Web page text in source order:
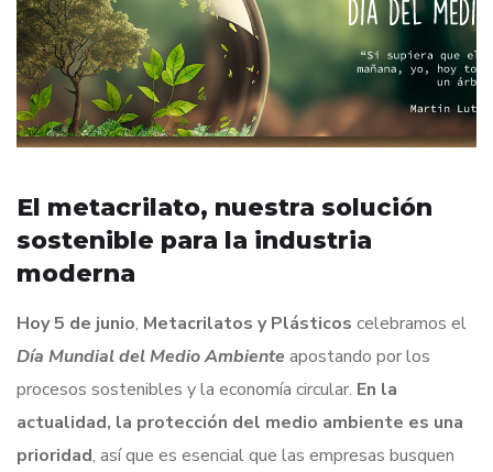
El metacrilato, nuestra solución
sostenible para la industria
moderna
Hoy 5 de junio, Metacrilatos y Plásticos celebramos el
Día Mundial del Medio Ambiente apostando por los
procesos sostenibles y la economía circular. En la
actualidad, la protección del medio ambiente es una
prioridad, así que es esencial que las empresas busquen